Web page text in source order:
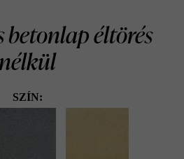
betonlap éltörés
SZÍN: